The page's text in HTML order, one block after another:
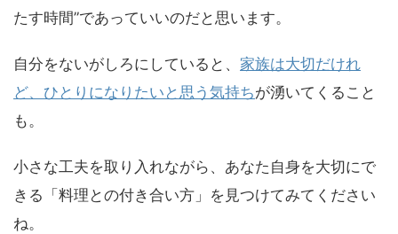
たす時間”であっていいのだと思います。
自分をないがしろにしていると、 家族は大切だけれ
ど、ひとりになりたいと思う気持ちが湧いてくること
も。
小さな工夫を取り入れながら、あなた自身を大切にで
きる「料理との付き合い方」を見つけてみてください
ね。